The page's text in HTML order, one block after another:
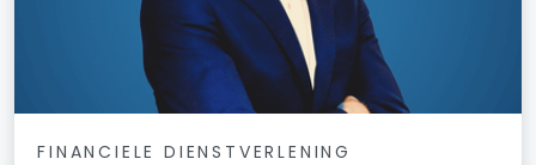
FINANCIELE DIENSTVERLENING